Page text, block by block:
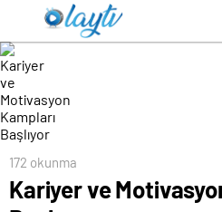
172 okunma
Kariyer ve